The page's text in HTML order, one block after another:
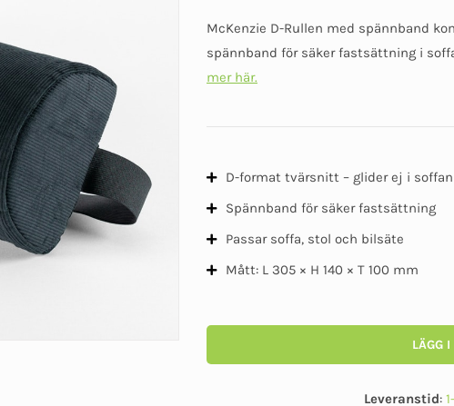
McKenzie D-Rullen med spännband
spännband för säker fastsättning i
mer här.
D-format tvärsnitt – glider ej i soffan
Spännband för säker fastsättning
Passar soffa, stol och bilsäte
Mått: L 305 × H 140 × T 100 mm
LÄGG
Leveranstid: